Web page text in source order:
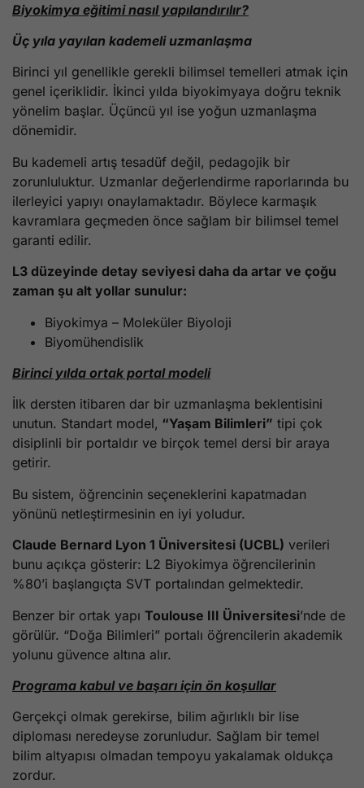
Biyokimya eğitimi nasıl yapılandırılır?
Üç yıla yayılan kademeli uzmanlaşma
Birinci yıl genellikle gerekli bilimsel temelleri atmak için
genel içeriklidir. İkinci yılda biyokimyaya doğru teknik
yönelim başlar. Üçüncü yıl ise yoğun uzmanlaşma
dönemidir.
Bu kademeli artış tesadüf değil, pedagojik bir
zorunluluktur. Uzmanlar değerlendirme raporlarında bu
ilerleyici yapıyı onaylamaktadır. Böylece karmaşık
kavramlara geçmeden önce sağlam bir bilimsel temel
garanti edilir.
L3 düzeyinde detay seviyesi daha da artar ve çoğu
zaman şu alt yollar sunulur:
Biyokimya – Moleküler Biyoloji
Biyomühendislik
Birinci yılda ortak portal modeli
İlk dersten itibaren dar bir uzmanlaşma beklentisini
unutun. Standart model, “Yaşam Bilimleri” tipi çok
disiplinli bir portaldır ve birçok temel dersi bir araya
getirir.
Bu sistem, öğrencinin seçeneklerini kapatmadan
yönünü netleştirmesinin en iyi yoludur.
Claude Bernard Lyon 1 Üniversitesi (UCBL) verileri
bunu açıkça gösterir: L2 Biyokimya öğrencilerinin
%80’i başlangıçta SVT portalından gelmektedir.
Benzer bir ortak yapı Toulouse III Üniversitesi’nde de
görülür. “Doğa Bilimleri” portalı öğrencilerin akademik
yolunu güvence altına alır.
Programa kabul ve başarı için ön koşullar
Gerçekçi olmak gerekirse, bilim ağırlıklı bir lise
diploması neredeyse zorunludur. Sağlam bir temel
bilim altyapısı olmadan tempoyu yakalamak oldukça
zordur.